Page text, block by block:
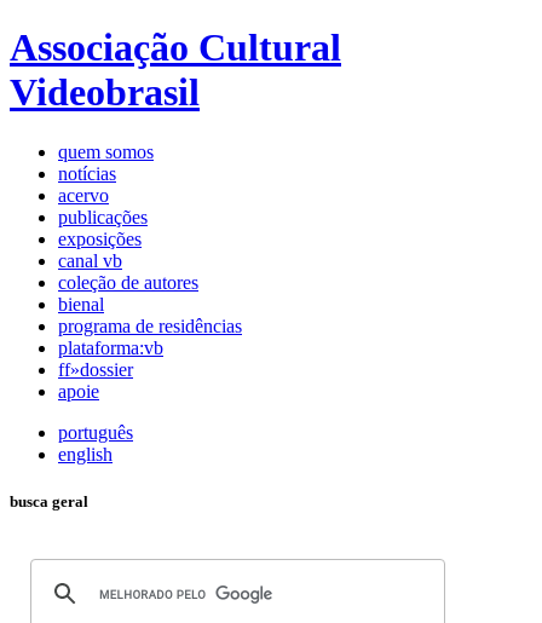
Associação Cultural
Videobrasil
quem somos
notícias
acervo
publicações
exposições
canal vb
coleção de autores
bienal
programa de residências
plataforma:vb
ff»dossier
apoie
português
english
busca geral